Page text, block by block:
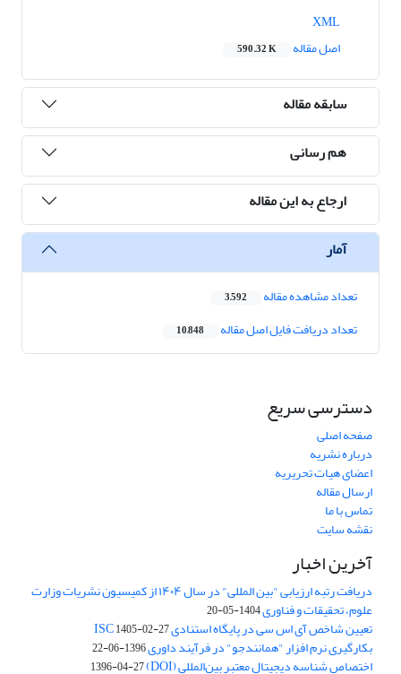
اصل مقاله
590.32 K
سابقه مقاله
هم رسانی
ارجاع به این مقاله
آمار
تعداد مشاهده مقاله 3,592
تعداد دریافت فایل اصل مقاله 10,848
دسترسی سریع
صفحه اصلی
درباره نشریه
اعضای هیات تحریریه
ارسال مقاله
تماس با ما
نقشه سایت
آخرین اخبار
دریافت رتبه ارزیابی "بین المللی" در سال ۱۴۰۴ از کمیسیون نشریات وزارت
علوم، تحقیقات و فناوری1404-05-20
تعیین شاخص آی اس سی در پایگاه استنادی ISC1405-02-27
بکارگیری نرم افزار "همانندجو" در فرآیند داوری1396-06-22
اختصاص شناسه دیجیتال معتبر بین‌المللی (DOI) 1396-04-27